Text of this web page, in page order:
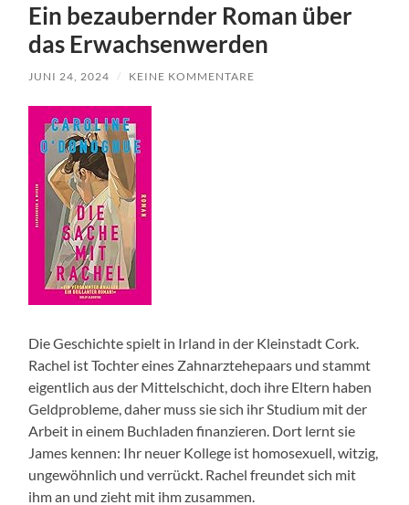
Ein bezaubernder Roman über
das Erwachsenwerden
JUNI 24, 2024 / KEINE KOMMENTARE
Die Geschichte spielt in Irland in der Kleinstadt Cork.
Rachel ist Tochter eines Zahnarztehepaars und stammt
eigentlich aus der Mittelschicht, doch ihre Eltern haben
Geldprobleme, daher muss sie sich ihr Studium mit der
Arbeit in einem Buchladen finanzieren. Dort lernt sie
James kennen: Ihr neuer Kollege ist homosexuell, witzig,
ungewöhnlich und verrückt. Rachel freundet sich mit
ihm an und zieht mit ihm zusammen.